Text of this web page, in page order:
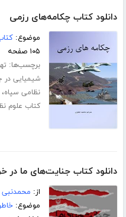
دانلود کتاب چکامه‌های رزمی
موضوع:
۱۰۵ صفحه
برچسب‌ها:
شیمیایی در
نظامی سپاه
کتاب علوم
دانلود کتاب جنایت‌های ما در
از: محمدنبی
موضوع: